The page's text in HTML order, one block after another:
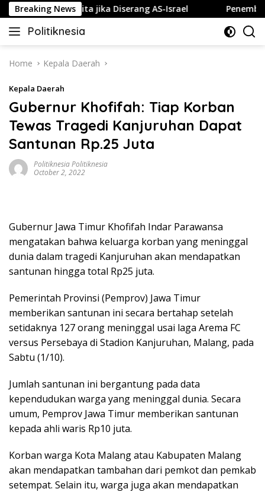
Skip
to
content
Breaking News
Gelap Gulita jika Diserang AS-Israel
Politiknesia
Politiknesia.com
Home Kepala Daerah
Kepala Daerah
Gubernur Khofifah: Tiap Korban
Tewas Tragedi Kanjuruhan Dapat
Santunan Rp.25 Juta
Politiknesia Politiknesia
October 2, 2022
Gubernur Jawa Timur Khofifah Indar Parawansa
mengatakan bahwa keluarga korban yang meninggal
dunia dalam tragedi Kanjuruhan akan mendapatkan
santunan hingga total Rp25 juta.
Pemerintah Provinsi (Pemprov) Jawa Timur
memberikan santunan ini secara bertahap setelah
setidaknya 127 orang meninggal usai laga Arema FC
versus Persebaya di Stadion Kanjuruhan, Malang, pada
Sabtu (1/10).
Jumlah santunan ini bergantung pada data
kependudukan warga yang meninggal dunia. Secara
umum, Pemprov Jawa Timur memberikan santunan
kepada ahli waris Rp10 juta.
Korban warga Kota Malang atau Kabupaten Malang
akan mendapatkan tambahan dari pemkot dan pemkab
setempat. Selain itu, warga juga akan mendapatkan